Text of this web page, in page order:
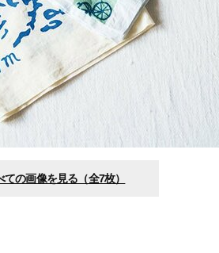
ての画像を見る（全7枚）